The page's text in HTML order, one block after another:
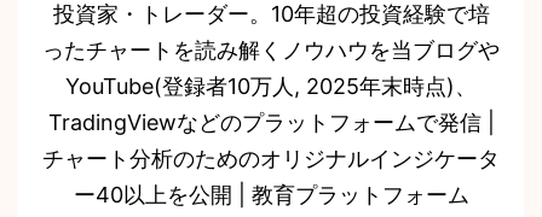
投資家・トレーダー。10年超の投資経験で培
ったチャートを読み解くノウハウを当ブログや
YouTube(登録者10万人, 2025年末時点)、
TradingViewなどのプラットフォームで発信 |
チャート分析のためのオリジナルインジケータ
ー40以上を公開 | 教育プラットフォーム